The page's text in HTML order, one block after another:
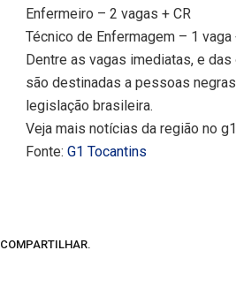
Enfermeiro – 2 vagas + CR
Técnico de Enfermagem – 1 vaga
Dentre as vagas imediatas, e
são destinadas a pessoas
legislação brasileira.
Veja mais notícias da região no
Fonte:G1 Tocantins
COMPARTILHAR.